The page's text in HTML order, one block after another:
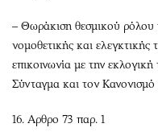
– Θωράκιση θεσμικού ρόλου
νομοθετικής και
επικοινωνία με την
Σύνταγμα και τον
16. Αρθρο 73 παρ. 1